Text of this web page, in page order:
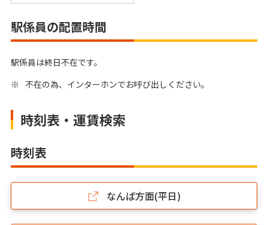
駅係員の配置時間
駅係員は終日不在です。
※ 不在の為、インターホンでお呼び出しください。
時刻表・運賃検索
時刻表
なんば方面(平日)